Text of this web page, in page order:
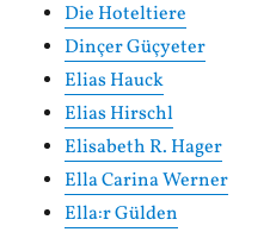
Die Hoteltiere
Dinçer Güçyeter
Elias Hauck
Elias Hirschl
Elisabeth R. Hager
Ella Carina Werner
Ella:r Gülden